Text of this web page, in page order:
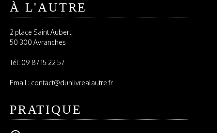
À L'AUTRE
2 place Saint Aubert,
50 300 Avranches
Tél: 09 87 15 22 57
Email : contact@dunlivrealautre.fr
PRATIQUE